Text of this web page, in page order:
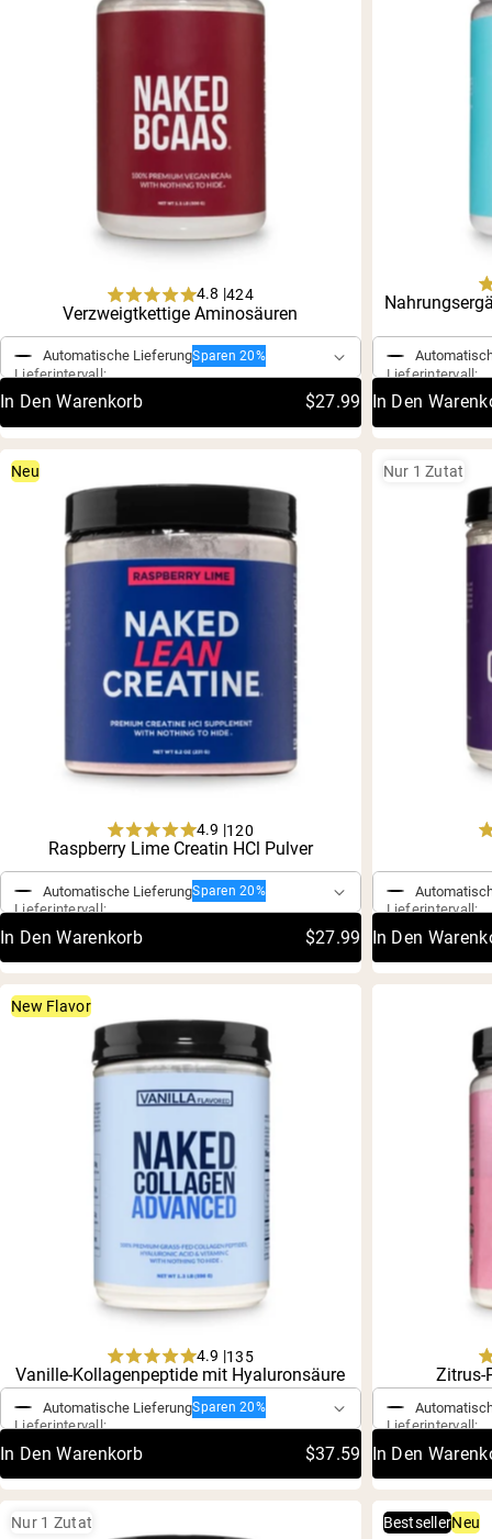
Rated
4.8
out
of
5
4.8 |424
Verzweigtkettige Aminosäuren
Einmaliger Kauf
Automatische LieferungSparen 20%
Lieferintervall:
In Den Warenkorb $27.99
Einmaliger
Lieferintervall:
In Den
Neu
Rated
of
5
4.9 |120
Raspberry Lime Creatin HCl Pulver
Einmaliger Kauf
Automatische LieferungSparen 20%
Lieferintervall:
In Den Warenkorb $27.99
Nur 1 Zutat
Einmaliger
Lieferintervall:
In Den
New Flavor
Rated
4.9
out
of
4.9 |135
Vanille-Kollagenpeptide mit Hyaluronsäure
Einmaliger Kauf
Automatische LieferungSparen 20%
Lieferintervall:
In Den Warenkorb $37.59
Zitrus-
Einmaliger
Lieferintervall:
In Den
Nur 1 Zutat BestsellerNeu